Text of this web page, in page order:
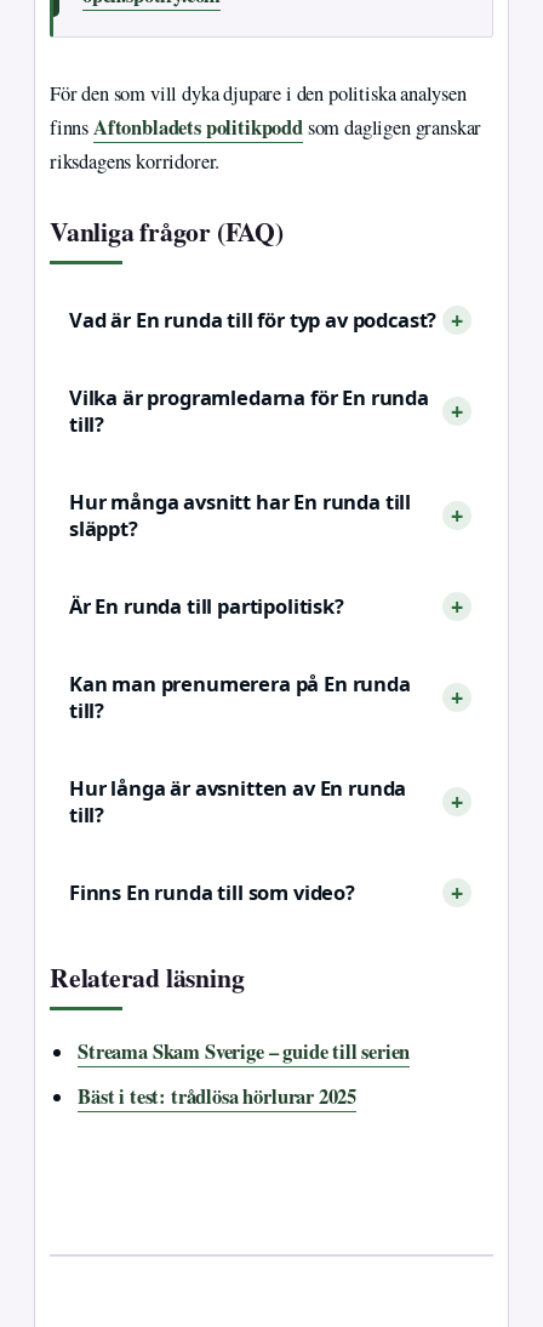
För den som vill dyka djupare i den politiska analysen
finnsAftonbladets politikpoddsom dagligen granskar
riksdagens korridorer.
Vanliga frågor (FAQ)
Vad är En runda till för typ av podcast?
Vilka är programledarna för En runda
till?
Hur många avsnitt har En runda till
släppt?
Är En runda till partipolitisk?
Kan man prenumerera på En runda
till?
Hur långa är avsnitten av En runda
till?
Finns En runda till som video?
Relaterad läsning
Streama Skam Sverige – guide till serien
Bäst i test: trådlösa hörlurar 2025